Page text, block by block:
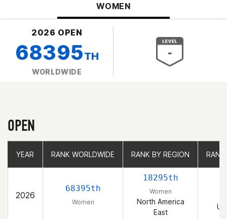
WOMEN
2026 OPEN
68395TH
WORLDWIDE
OPEN
YEAR RANK WORLDWIDE RANK BY REGION
2026
68395th
Women
18295th
Women
North America
East
YEAR RANK WORLDWIDE RANK BY REGION